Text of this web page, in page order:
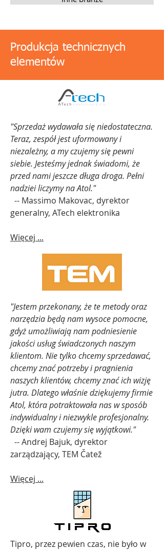
"Sprzedaż wydawała się niedostateczna.
Teraz, zespół jest uformowany i
niezależny, a my czujemy się pewni
siebie. Jesteśmy jednak świadomi, że
przed nami jeszcze długa droga. Pełni
nadziei liczymy na Atol."
-- Massimo Makovac, dyrektor
generalny, ATech elektronika
Więcej ...
"Jestem przekonany, że te metody oraz
narzędzia będą nam wysoce pomocne,
gdyż umożliwiają nam podniesienie
jakości usług świadczonych naszym
klientom. Nie tylko chcemy sprzedawać,
chcemy znać potrzeby i pragnienia
naszych klientów, chcemy znać ich wizję
jutra. Dlatego właśnie dziękujemy firmie
Atol, która potraktowała nas w sposób
indywidualny i niezwykle profesjonalny.
Dzięki wam czujemy się wyjątkowi."
-- Andrej Bajuk, dyrektor
zarządzający, TEM Čatež
Więcej ...
Tipro, przez pewien czas, nie było w
Produkcja technicznych
elementów